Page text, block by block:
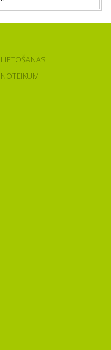
LIETOŠANAS
NOTEIKUMI